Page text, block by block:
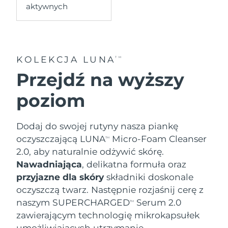
aktywnych
KOLEKCJA LUNATM
Przejdź na wyższy
poziom
Dodaj do swojej rutyny nasza piankę
oczyszczającą LUNATM
Micro-Foam Cleanser
2.0, aby naturalnie odżywić skórę.
Nawadniająca, delikatna formuła oraz
przyjazne dla skóryskładniki doskonale
oczyszczą twarz. Następnie rozjaśnij cerę z
naszym SUPERCHARGEDTM
Serum 2.0
zawierającym technologię mikrokapsułek
Nowa Zelandia
Norwegia
Oczekiwany czas dostawy
Filipiny
Oczekiwany czas dostawy
Polska
Oczekiwany czas dostawy
8/10/26
Portugalia
Oczekiwany czas dostawy
8/9/26